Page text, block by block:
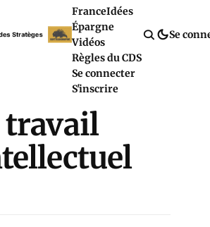
FranceIdées
Épargne
Vidéos
Règles du CDS
Se connecter
S'inscrire
Se
travail